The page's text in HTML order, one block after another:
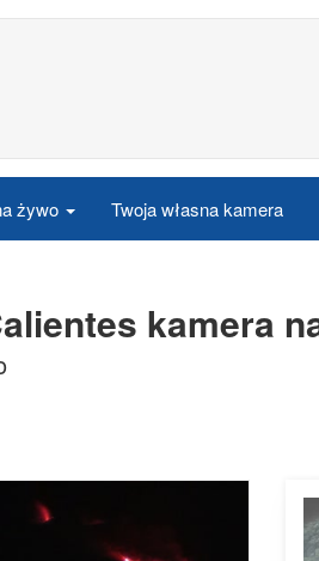
żywo Twoja własna kamera
kamera